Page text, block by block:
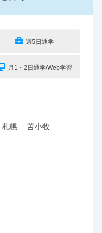
週5日通学
月1・2日通学/Web学習
札幌 苫小牧